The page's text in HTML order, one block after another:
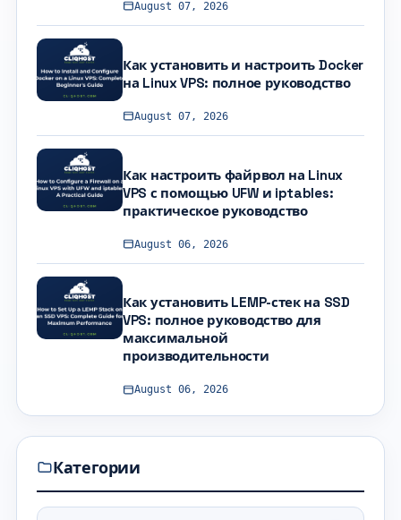
August 07, 2026
Как установить и настроить Docker
на Linux VPS: полное руководство
August 07, 2026
Как настроить файрвол на Linux
VPS с помощью UFW и iptables:
практическое руководство
August 06, 2026
Как установить LEMP-стек на SSD
VPS: полное руководство для
максимальной
производительности
August 06, 2026
Категории